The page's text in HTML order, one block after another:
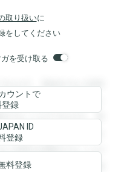
取り扱いに
をしてください
を受け取る
ます。登録すると回答
と回答を閲覧すること
ることができます。登
す。登録すると回答を
回答を閲覧することが
ことができます。登録
ウントで
録
ID
登録
料登録